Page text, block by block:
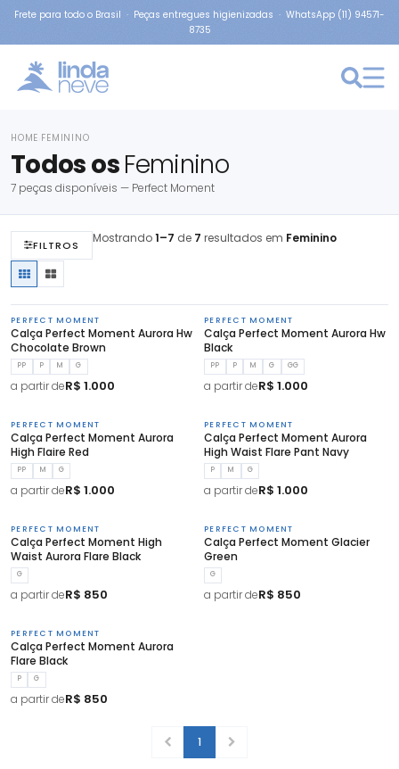
Frete para todo o Brasil · Peças entregues higienizadas · WhatsApp (11) 94571-
8735
HOME FEMININO
Todos osFeminino
7 peças disponíveis — Perfect Moment
FILTROS Mostrando1–7 de 7 resultados em Feminino
PERFECT MOMENT
Calça Perfect Moment Aurora Hw
Chocolate Brown
PP P M G
a partir deR$ 1.000
PERFECT MOMENT
Calça Perfect Moment Aurora Hw
Black
PP P M G GG
a partir deR$ 1.000
PERFECT MOMENT
Calça Perfect Moment Aurora
High Flaire Red
PP M G
a partir deR$ 1.000
PERFECT MOMENT
Calça Perfect Moment Aurora
High Waist Flare Pant Navy
P M G
a partir deR$ 1.000
PERFECT MOMENT
Calça Perfect Moment High
Waist Aurora Flare Black
G
a partir deR$ 850
PERFECT MOMENT
Calça Perfect Moment Glacier
Green
G
a partir deR$ 850
PERFECT MOMENT
Calça Perfect Moment Aurora
Flare Black
P G
a partir deR$ 850
1